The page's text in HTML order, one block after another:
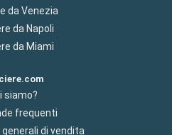
da Venezia
da Napoli
da Miami
siamo?
frequenti
generali di vendita